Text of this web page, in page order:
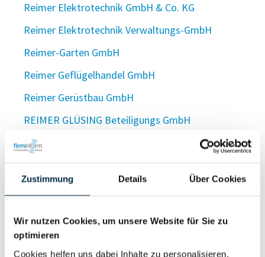
Zustimmung Details Über Cookies
Wir nutzen Cookies, um unsere Website für Sie zu
optimieren
Cookies helfen uns dabei Inhalte zu personalisieren,
Reimer Elektrotechnik GmbH & Co. KG
Reimer Elektrotechnik Verwaltungs-GmbH
Reimer-Garten GmbH
Reimer Geflügelhandel GmbH
Reimer Gerüstbau GmbH
REIMER GLÜSING Beteiligungs GmbH
Reimer GmbH
Reimer & Grau Grundstücks GmbH & Co. KG
Reimer Group GmbH